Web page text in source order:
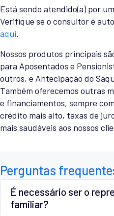
Está sendo atendido(a) por
Verifique se o consultor é
aqui.
Nossos produtos principais
para Aposentados e
outros, e Antecipação do
Também oferecemos outras
e financiamentos, sempre
crédito mais alto, taxas de
mais saudáveis aos nossos
Perguntas
É necessário ser o
familiar?